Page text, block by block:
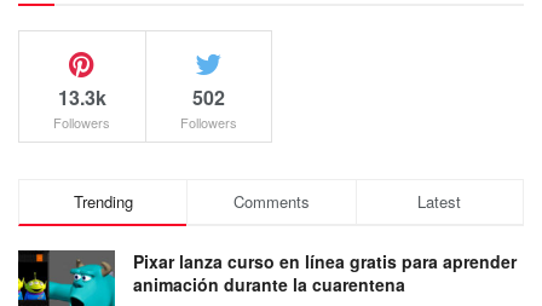
13.3k
Followers
502
Followers
Trending Comments Latest
Pixar lanza curso en línea gratis para aprender
animación durante la cuarentena